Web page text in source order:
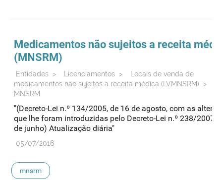
Medicamentos não sujeitos a receita
(MNSRM)
Entidades > Licenciamentos >
Locais de venda de
medicamentos não sujeitos a receita médica (LVMNSRM)
>
MNSRM
"(Decreto-Lei n.º 134/2005, de 16 de agosto, com as
que lhe foram introduzidas pelo Decreto-Lei n.º 238/2007,
de junho) Atualização diária"
05/07/2016
mnsrm